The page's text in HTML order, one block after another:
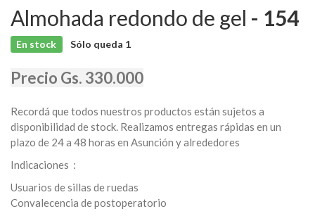
Almohada redondo de gel - 154
En stock Sólo queda 1
Precio Gs. 330.000
Recordá que todos nuestros productos están sujetos a
disponibilidad de stock. Realizamos entregas rápidas en un
plazo de 24 a 48 horas en Asunción y alrededores
Indicaciones :
Usuarios de sillas de ruedas
Convalecencia de postoperatorio